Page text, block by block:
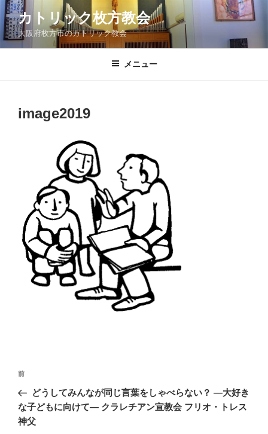
コ
ン
テ
ン
カトリック枚方教会
大阪府枚方市のカトリック教会
メニュー
image2019
投
ナ
ビ
前
の
投
稿
前
どうしてみんなが同じ言葉をしゃべらない？ ―大好き
な子どもに向けて― クラレチアン宣教会 フリオ・トレス
神父